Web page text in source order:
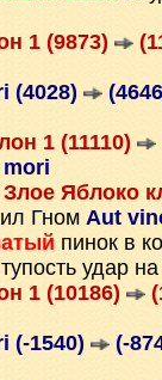
1 (9873)
(4028)
1 (11110)
Злое Яблоко
Гном Aut
пинок в
удар
1 (10186)
(-1540)
(-